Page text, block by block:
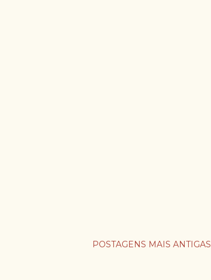
POSTAGENS MAIS ANTIGAS